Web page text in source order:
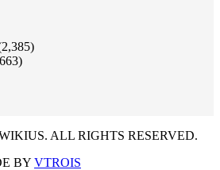
ALL RIGHTS RESERVED.
BY VTROIS